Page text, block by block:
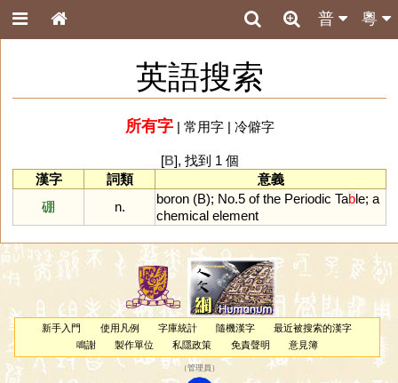
粵
普
英語搜索
所有字| 常用字| 冷僻字
[B], 找到 1 個
漢字
詞類
意義
硼
n.
boron (B); No.5 of the Periodic Table; a
chemical element
新手入門 使用凡例 字庫統計 隨機漢字
最近被搜索的漢字
鳴謝
製作單位 私隱政策 免責聲明 意見簿
（管理員 ）